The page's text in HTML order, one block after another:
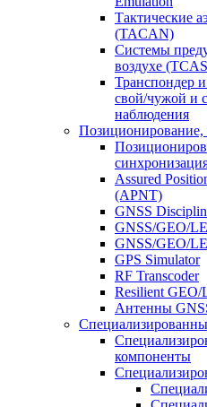
Тактические
(TACAN)
Системы
воздухе
Транспондер
свой/чужой и
наблюдения
Позиционирование,
Assured
(APNT)
GNSS
GNSS/GEO/
GNSS/GEO/
GPS Simulator
RF Transcoder
Resilient GEO/
Антенны
компоненты